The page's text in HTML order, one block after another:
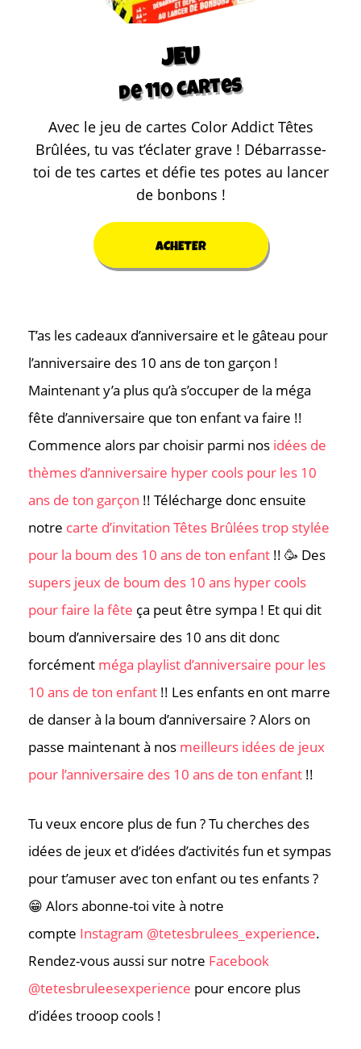
JEU
de 110 cartes
Avec le jeu de cartes Color Addict Têtes
Brûlées, tu vas t’éclater grave ! Débarrasse-
toi de tes cartes et défie tes potes au lancer
de bonbons !
ACHETER
T’as les cadeaux d’anniversaire et le gâteau pour
l’anniversaire des 10 ans de ton garçon !
Maintenant y’a plus qu’à s’occuper de la méga
fête d’anniversaire que ton enfant va faire !!
Commence alors par choisir parmi nos idées de
thèmes d’anniversaire hyper cools pour les 10
ans de ton garçon !! Télécharge donc ensuite
notre carte d’invitation Têtes Brûlées trop stylée
pour la boum des 10 ans de ton enfant !! 🥳 Des
supers jeux de boum des 10 ans hyper cools
pour faire la fête ça peut être sympa ! Et qui dit
boum d’anniversaire des 10 ans dit donc
forcément méga playlist d’anniversaire pour les
10 ans de ton enfant !! Les enfants en ont marre
de danser à la boum d’anniversaire ? Alors on
passe maintenant à nos meilleurs idées de jeux
pour l’anniversaire des 10 ans de ton enfant !!
Tu veux encore plus de fun ? Tu cherches des
idées de jeux et d’idées d’activités fun et sympas
pour t’amuser avec ton enfant ou tes enfants ?
😁 Alors abonne-toi vite à notre
compte Instagram @tetesbrulees_experience.
Rendez-vous aussi sur notre Facebook
@tetesbruleesexperience pour encore plus
d’idées trooop cools !